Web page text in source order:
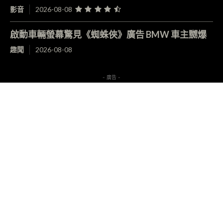
影音 2026-08-08
啟動車輛螢幕驚見《蜘蛛俠》廣告 BMW 車主嬲爆
趣聞 2026-08-08
- 廣告 -